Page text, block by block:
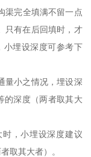
渠完全填满不留一点
只有在后回填时，才
小埋设深度可参考下
量小之情况，埋设深
的深度（两者取其大
时，小埋设深度建议
取其大者）。